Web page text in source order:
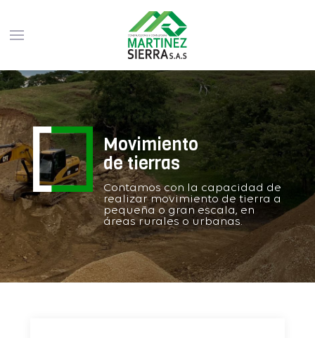
Movimiento
de tierras
Contamos con la capacidad de
realizar movimiento de tierra a
pequeña o gran escala, en
áreas rurales o urbanas.